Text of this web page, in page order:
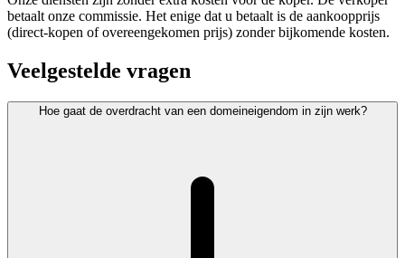
betaalt onze commissie. Het enige dat u betaalt is de aankoopprijs
(direct-kopen of overeengekomen prijs) zonder bijkomende kosten.
Veelgestelde vragen
Hoe gaat de overdracht van een domeineigendom in zijn werk?